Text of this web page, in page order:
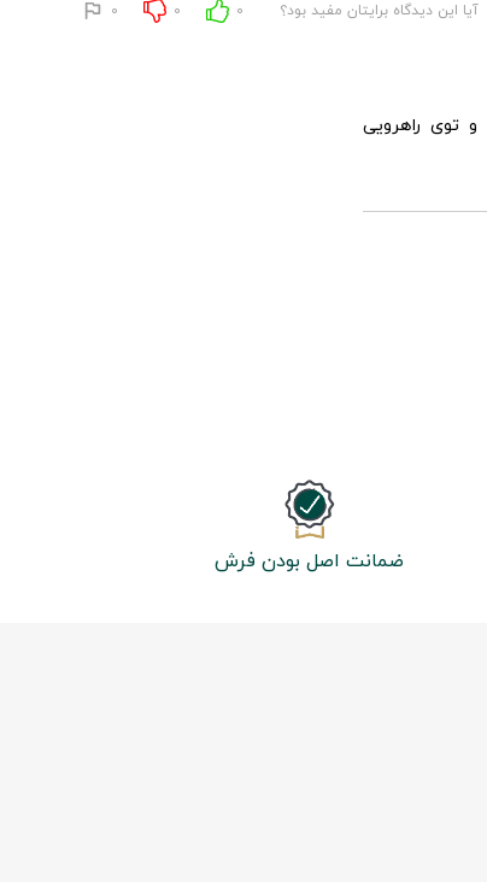
آیا این دیدگاه برایتان مفید بود؟ 0
0
0
و توی راهرویی
ضمانت اصل بودن فرش